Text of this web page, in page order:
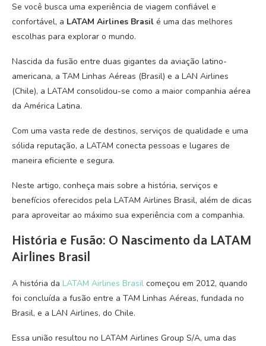
Se você busca uma experiência de viagem confiável e
confortável, a LATAM Airlines Brasil é uma das melhores
escolhas para explorar o mundo.
Nascida da fusão entre duas gigantes da aviação latino-
americana, a TAM Linhas Aéreas (Brasil) e a LAN Airlines
(Chile), a LATAM consolidou-se como a maior companhia aérea
da América Latina.
Com uma vasta rede de destinos, serviços de qualidade e uma
sólida reputação, a LATAM conecta pessoas e lugares de
maneira eficiente e segura.
Neste artigo, conheça mais sobre a história, serviços e
benefícios oferecidos pela LATAM Airlines Brasil, além de dicas
para aproveitar ao máximo sua experiência com a companhia.
História e Fusão: O Nascimento da LATAM
Airlines Brasil
A história da LATAM Airlines Brasil começou em 2012, quando
foi concluída a fusão entre a TAM Linhas Aéreas, fundada no
Brasil, e a LAN Airlines, do Chile.
Essa união resultou no LATAM Airlines Group S/A, uma das